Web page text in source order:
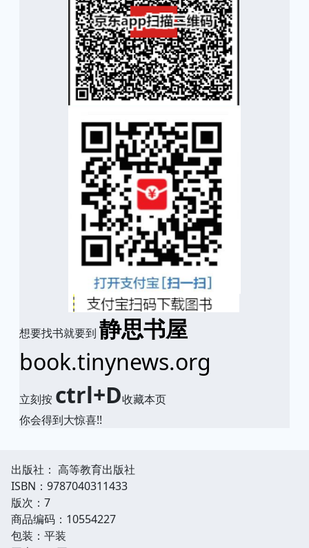
想要找书就要到 静思书屋
book.tinynews.org
立刻按 ctrl+D收藏本页
你会得到大惊喜!!
出版社： 高等教育出版社
ISBN：9787040311433
版次：7
商品编码：10554227
包装：平装